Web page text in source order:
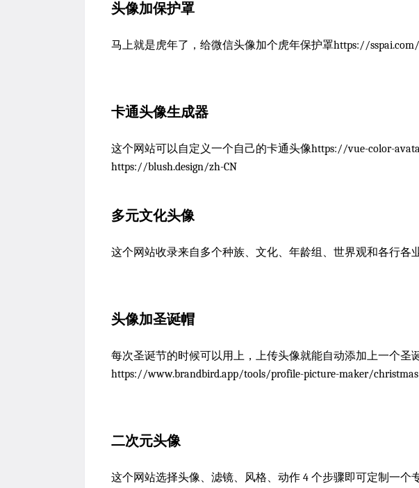
头像加保护罩
马上就是虎年了，给微信头像加个虎年保护罩https://
卡通头像生成器
这个网站可以自定义一个自己的卡通头像https://vue-color-
https://blush.design/zh-CN
多元文化头像
这个网站收录来自多个种族、文化、年龄组、世界观和各行各
头像加圣诞帽
每次圣诞节的时候可以用上，上传头像就能自动添加上一个圣
https://www.brandbird.app/tools/profile-picture-maker/christmas
二次元头像
这个网站选择头像、滤镜、风格、动作 4 个步骤即可定制一个